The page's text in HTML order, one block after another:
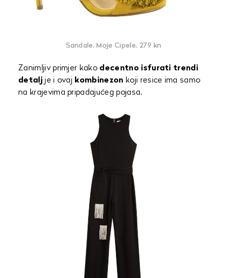
Sandale, Moje Cipele, 279 kn
Zanimljiv primjer kako decentno isfurati trendi
detaljje i ovaj kombinezon koji resice ima samo
na krajevima pripadajućeg pojasa.